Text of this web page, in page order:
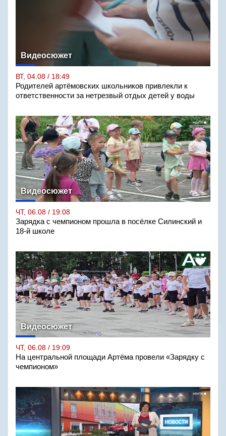
Видеосюжет
ВТ, 04.08 / 18:49
Родителей артёмовских школьников привлекли к
ответственности за нетрезвый отдых детей у воды
Видеосюжет
ЧТ, 06.08 / 19:08
Зарядка с чемпионом прошла в посёлке Силинский и
18-й школе
Видеосюжет
ЧТ, 06.08 / 19:09
На центральной площади Артёма провели «Зарядку с
чемпионом»